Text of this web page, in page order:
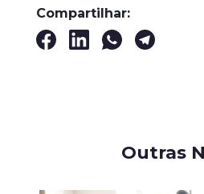
Compartilhar:
Outras